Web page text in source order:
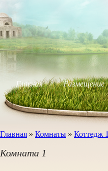
Главная Размещение
Главная » Комнаты » Коттедж 1
Комната 1